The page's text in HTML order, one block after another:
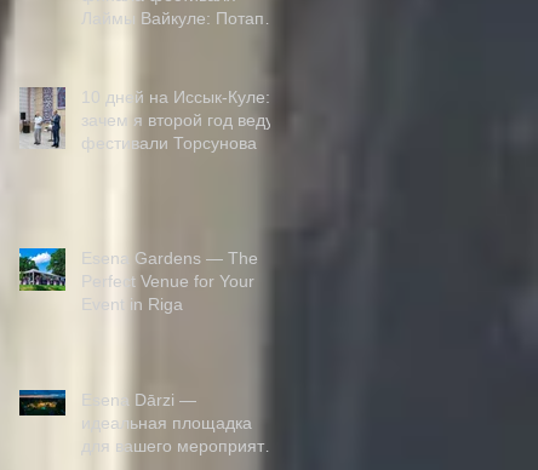
Лаймы Вайкуле: Потап и
10 дней на Иссык-Куле:
зачем я второй год веду
фестивали Торсунова
Esena Gardens — The
Perfect Venue for Your
Event in Riga
Esena Dārzi —
идеальная площадка
для вашего мероприятия